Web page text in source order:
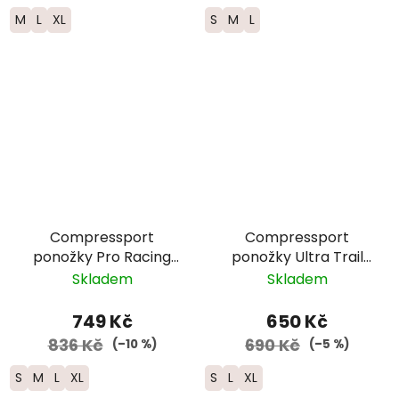
M L XL S M L
Compressport
ponožky Pro Racing
Winter Run - černá
Skladem
749 Kč
836 Kč (–10 %)
S M L XL
Compressport
ponožky Ultra Trail
V2.0 - UTMB 2026 -
Skladem
650 Kč
690 Kč (–5 %)
S L XL